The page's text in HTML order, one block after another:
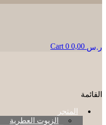
ر.س 0
Cart
القائمة
المتجر
الزيوت العطرية